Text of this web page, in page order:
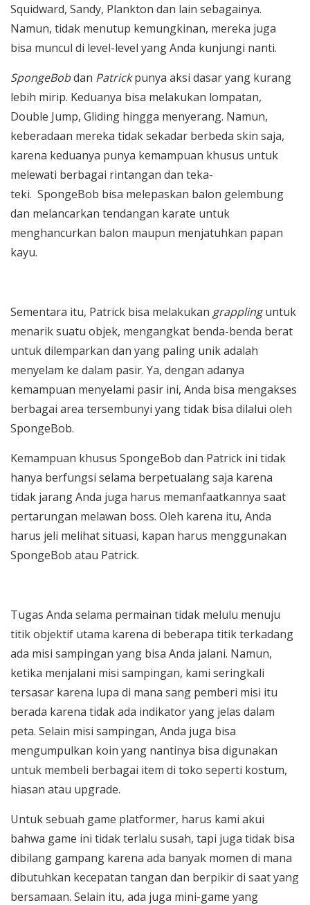
Squidward, Sandy, Plankton dan lain sebagainya.
Namun, tidak menutup kemungkinan, mereka juga
bisa muncul di level-level yang Anda kunjungi nanti.
SpongeBobdan Patrickpunya aksi dasar yang kurang
lebih mirip. Keduanya bisa melakukan lompatan,
Double Jump, Gliding hingga menyerang. Namun,
keberadaan mereka tidak sekadar berbeda skin saja,
karena keduanya punya kemampuan khusus untuk
melewati berbagai rintangan dan teka-
teki. SpongeBob bisa melepaskan balon gelembung
dan melancarkan tendangan karate untuk
menghancurkan balon maupun menjatuhkan papan
kayu.
Sementara itu, Patrick bisa melakukan grapplinguntuk
menarik suatu objek, mengangkat benda-benda berat
untuk dilemparkan dan yang paling unik adalah
menyelam ke dalam pasir. Ya, dengan adanya
kemampuan menyelami pasir ini, Anda bisa mengakses
berbagai area tersembunyi yang tidak bisa dilalui oleh
SpongeBob.
Kemampuan khusus SpongeBob dan Patrick ini tidak
hanya berfungsi selama berpetualang saja karena
tidak jarang Anda juga harus memanfaatkannya saat
pertarungan melawan boss. Oleh karena itu, Anda
harus jeli melihat situasi, kapan harus menggunakan
SpongeBob atau Patrick.
Tugas Anda selama permainan tidak melulu menuju
titik objektif utama karena di beberapa titik terkadang
ada misi sampingan yang bisa Anda jalani. Namun,
ketika menjalani misi sampingan, kami seringkali
tersasar karena lupa di mana sang pemberi misi itu
berada karena tidak ada indikator yang jelas dalam
peta. Selain misi sampingan, Anda juga bisa
mengumpulkan koin yang nantinya bisa digunakan
untuk membeli berbagai item di toko seperti kostum,
hiasan atau upgrade.
Untuk sebuah game platformer, harus kami akui
bahwa game ini tidak terlalu susah, tapi juga tidak bisa
dibilang gampang karena ada banyak momen di mana
dibutuhkan kecepatan tangan dan berpikir di saat yang
bersamaan. Selain itu, ada juga mini-game yang